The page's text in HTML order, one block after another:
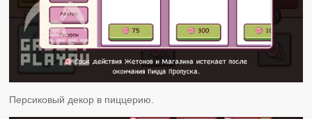
Персиковый декор в пиццерию.